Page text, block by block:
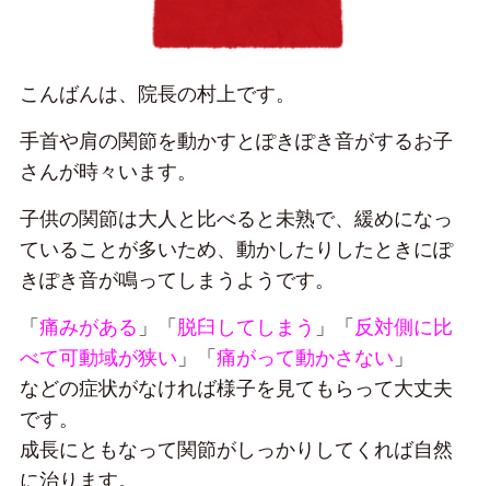
こんばんは、院長の村上です。
手首や肩の関節を動かすとぽきぽき音がするお子
さんが時々います。
子供の関節は大人と比べると未熟で、緩めになっ
ていることが多いため、動かしたりしたときにぽ
きぽき音が鳴ってしまうようです。
「 痛みがある 」「 脱臼してしまう 」「 反対側に比
べて可動域が狭い 」「 痛がって動かさない 」
などの症状がなければ様子を見てもらって大丈夫
です。
成長にともなって関節がしっかりしてくれば自然
に治ります。